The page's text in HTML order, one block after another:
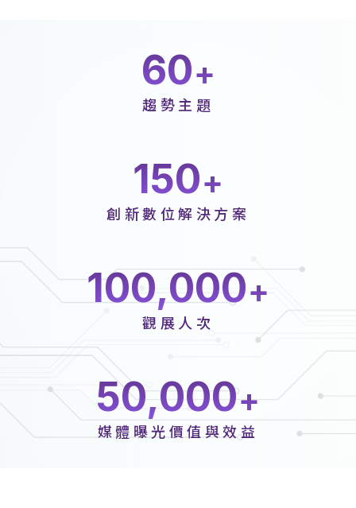
60
趨勢主題
150
創新數位解決方案
100,000
觀展人次
50,000
媒體曝光價值與效益